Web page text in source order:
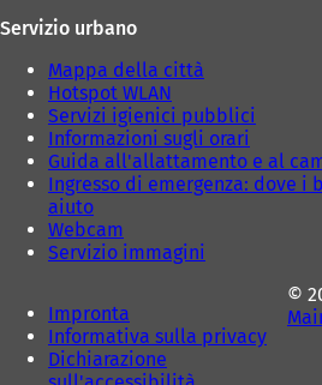
Servizio urbano
Mappa della città
Hotspot WLAN
Servizi igienici pubblici
Informazioni sugli orari
Guida all'allattamento e al
Ingresso di emergenza: dove i
aiuto
Webcam
Servizio immagini
Impronta
Informativa sulla privacy
Dichiarazione
©